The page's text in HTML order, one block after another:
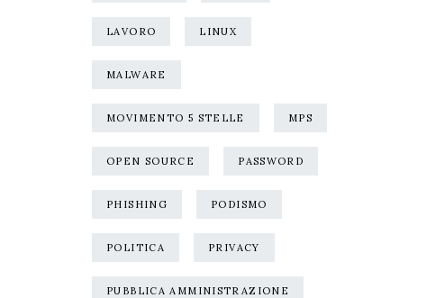
LAVORO LINUX
MALWARE
MOVIMENTO 5 STELLE MPS
OPEN SOURCE PASSWORD
PHISHING PODISMO
POLITICA PRIVACY
PUBBLICA AMMINISTRAZIONE